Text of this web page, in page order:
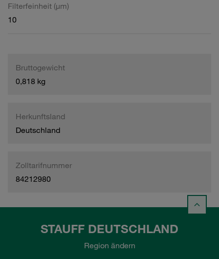
Filterfeinheit (µm)
10
Bruttogewicht
0,818 kg
Herkunftsland
Deutschland
Zolltarifnummer
84212980
STAUFF DEUTSCHLAND
Region ändern